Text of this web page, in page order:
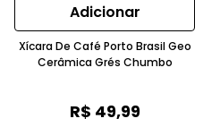
Adicionar
Xícara De Café Porto Brasil Geo
Cerâmica Grés Chumbo
R$ 49,99